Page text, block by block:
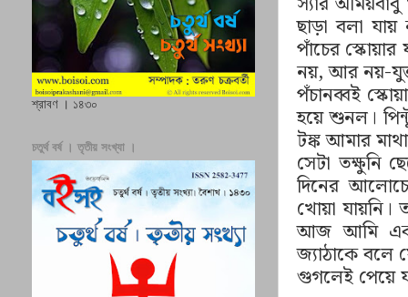
ছাড়া বলা যায়
পাঁচের
নয়, আর নয়-
পঁচানব্বই
হয়ে শুনল।
টঙ্ক আমার
সেটা তক্ষুনি
দিনের
খোয়া যায়নি।
আজ আমি
জ্যাঠাকে বলে
গুগলেই পেয়ে
শ্রাবণ । ১৪৩০
চতুর্থ বর্ষ । তৃতীয় সংখ্যা ।